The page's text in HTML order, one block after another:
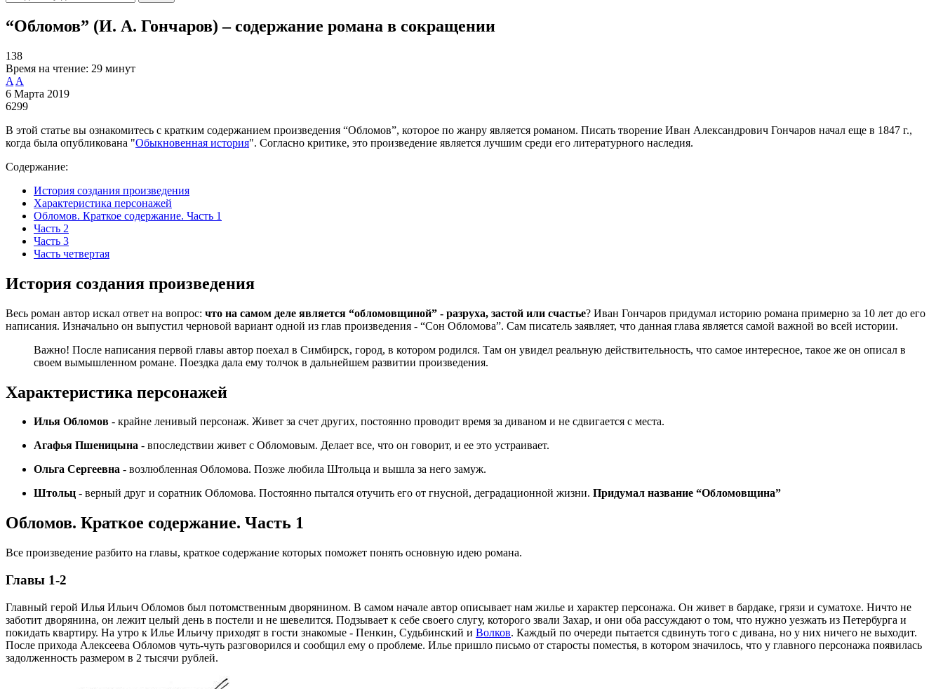
“Обломов” (И. А. Гончаров) – содержание романа в сокращении
138
Время на чтение: 29 минут
A A
6 Марта 2019
6299
В этой статье вы ознакомитесь с кратким содержанием произведения “Обломов”, которое по жанру является романом. Писать творение Иван Александрович Гончаров начал еще в 1847 г.,
когда была опубликована "Обыкновенная история". Согласно критике, это произведение является лучшим среди его литературного наследия.
Содержание:
История создания произведения
Характеристика персонажей
Обломов. Краткое содержание. Часть 1
Часть 2
Часть 3
Часть четвертая
История создания произведения
Весь роман автор искал ответ на вопрос: что на самом деле является “обломовщиной” - разруха, застой или счастье? Иван Гончаров придумал историю романа примерно за 10 лет до его
написания. Изначально он выпустил черновой вариант одной из глав произведения - “Сон Обломова”. Сам писатель заявляет, что данная глава является самой важной во всей истории.
Важно! После написания первой главы автор поехал в Симбирск, город, в котором родился. Там он увидел реальную действительность, что самое интересное, такое же он описал в
своем вымышленном романе. Поездка дала ему толчок в дальнейшем развитии произведения.
Характеристика персонажей
Илья Обломов - крайне ленивый персонаж. Живет за счет других, постоянно проводит время за диваном и не сдвигается с места.
Агафья Пшеницына - впоследствии живет с Обломовым. Делает все, что он говорит, и ее это устраивает.
Ольга Сергеевна - возлюбленная Обломова. Позже любила Штольца и вышла за него замуж.
Штольц - верный друг и соратник Обломова. Постоянно пытался отучить его от гнусной, деградационной жизни. Придумал название “Обломовщина”
Обломов. Краткое содержание. Часть 1
Все произведение разбито на главы, краткое содержание которых поможет понять основную идею романа.
Главы 1-2
Главный герой Илья Ильич Обломов был потомственным дворянином. В самом начале автор описывает нам жилье и характер персонажа. Он живет в бардаке, грязи и суматохе. Ничто не
заботит дворянина, он лежит целый день в постели и не шевелится. Подзывает к себе своего слугу, которого звали Захар, и они оба рассуждают о том, что нужно уезжать из Петербурга и
покидать квартиру. На утро к Илье Ильичу приходят в гости знакомые - Пенкин, Судьбинский и Волков. Каждый по очереди пытается сдвинуть того с дивана, но у них ничего не выходит.
После прихода Алексеева Обломов чуть-чуть разговорился и сообщил ему о проблеме. Илье пришло письмо от старосты поместья, в котором значилось, что у главного персонажа появилась
задолженность размером в 2 тысячи рублей.